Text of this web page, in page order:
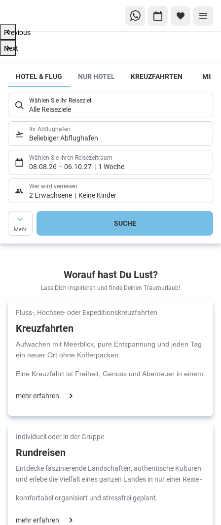
Previous
Next
HOTEL & FLUG NUR HOTEL KREUZFAHRTEN
Wählen Sie Ihr Reiseziel
Alle Reiseziele
Ihr Abflughafen
Beliebiger Abflughafen
Wählen Sie Ihren Reisezeitraum
08.08.26 – 06.10.27 1 Woche
Wer wird verreisen
2 Erwachsene Keine Kinder
Mehr
SUCHE
Worauf hast Du Lust?
Lass Dich inspirieren und finde Deinen Traumurlaub!
Fluss-, Hochsee- oder Expeditionskreuzfahrten
Kreuzfahrten
Aufwachen mit Meerblick, pure Entspannung und jeden Tag
ein neuer Ort ohne Kofferpacken:
Eine Kreuzfahrt ist Freiheit, Genuss und Abenteuer in einem.
mehr erfahren
Individuell oder in der Gruppe
Rundreisen
Entdecke faszinierende Landschaften, authentische Kulturen
und erlebe die Vielfalt eines ganzen Landes in nur einer Reise -
komfortabel organisiert und stressfrei geplant.
mehr erfahren